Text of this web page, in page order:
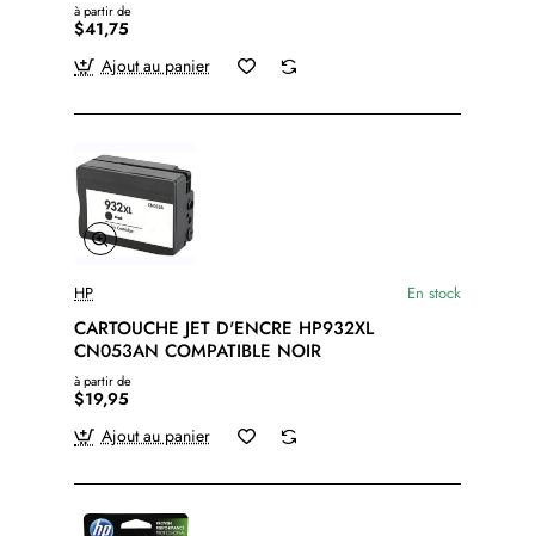
à partir de
$41,75
Ajout au panier
HP En stock
CARTOUCHE JET D'ENCRE HP932XL
CN053AN COMPATIBLE NOIR
à partir de
$19,95
Ajout au panier